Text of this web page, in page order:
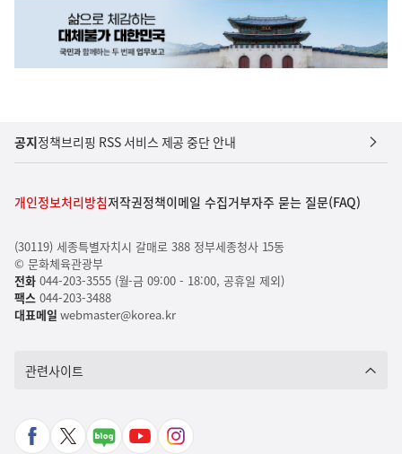
공지정책브리핑 RSS 서비스 제공 중단 안내
개인정보처리방침저작권정책이메일 수집거부자주 묻는 질문(FAQ)
(30119) 세종특별자치시 갈매로 388 정부세종청사 15동
© 문화체육관광부
전화044-203-3555 (월-금 09:00 - 18:00, 공휴일 제외)
팩스044-203-3488
대표메일 webmaster@korea.kr
관련사이트
페
X
네
유
인